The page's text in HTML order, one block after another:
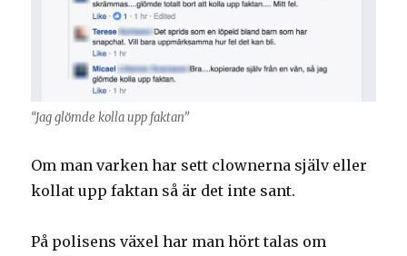
“Jag glömde kolla upp faktan”
Om man varken har sett clownerna själv eller
kollat upp faktan så är det inte sant.
På polisens växel har man hört talas om